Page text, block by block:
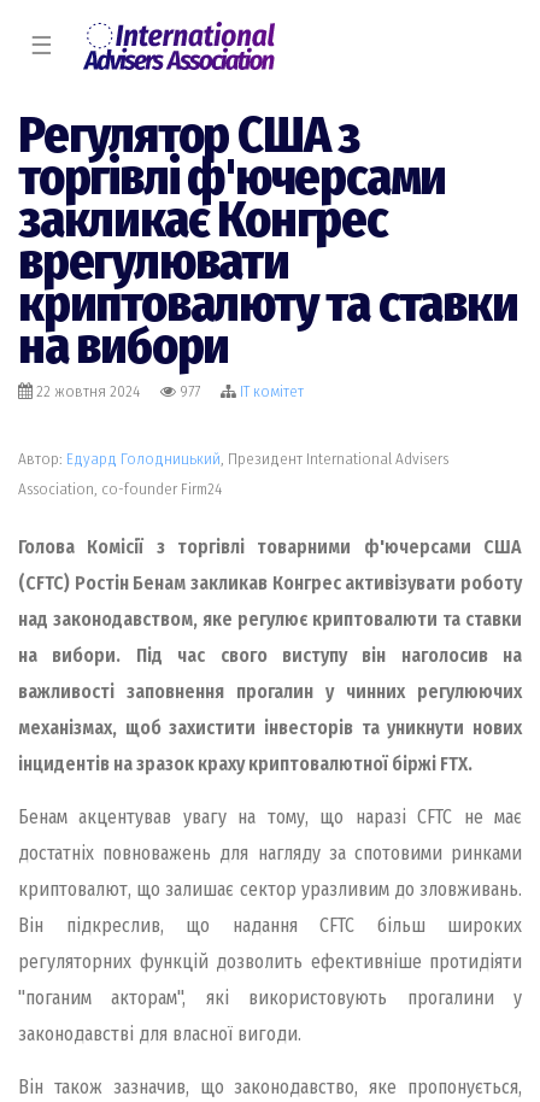
☰
Регулятор США з
торгівлі ф'ючерсами
закликає Конгрес
врегулювати
криптовалюту та ставки
на вибори
22 жовтня 2024 977 IT комiтет
Автор: Едуард Голодницький , Президент International Advisers
Association, co-founder Firm24
Голова Комісії з торгівлі товарними ф'ючерсами США
(CFTC) Ростін Бенам закликав Конгрес активізувати роботу
над законодавством, яке регулює криптовалюти та ставки
на вибори. Під час свого виступу він наголосив на
важливості заповнення прогалин у чинних регулюючих
механізмах, щоб захистити інвесторів та уникнути нових
інцидентів на зразок краху криптовалютної біржі FTX.
Бенам акцентував увагу на тому, що наразі CFTC не має
достатніх повноважень для нагляду за спотовими ринками
криптовалют, що залишає сектор уразливим до зловживань.
Він підкреслив, що надання CFTC більш широких
регуляторних функцій дозволить ефективніше протидіяти
"поганим акторам", які використовують прогалини у
законодавстві для власної вигоди.
Він також зазначив, що законодавство, яке пропонується,